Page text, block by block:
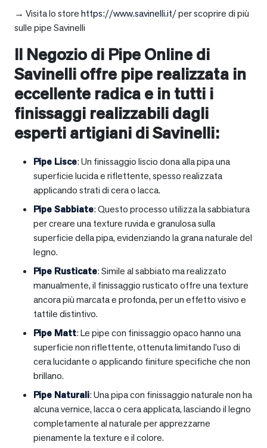
→ Visita lo storehttps://www.savinelli.it/per scoprire di più
sulle pipe Savinelli
Il Negozio di Pipe Online di
Savinelli offre pipe realizzata in
eccellente radica e in tutti i
finissaggi realizzabili dagli
esperti artigiani di Savinelli:
Pipe Lisce: Un finissaggio liscio dona alla pipa una
superficie lucida e riflettente, spesso realizzata
applicando strati di cera o lacca.
Pipe Sabbiate: Questo processo utilizza la sabbiatura
per creare una texture ruvida e granulosa sulla
superficie della pipa, evidenziando la grana naturale del
legno.
Pipe Rusticate: Simile al sabbiato ma realizzato
manualmente, il finissaggio rusticato offre una texture
ancora più marcata e profonda, per un effetto visivo e
tattile distintivo.
Pipe Matt: Le pipe con finissaggio opaco hanno una
superficie non riflettente, ottenuta limitando l’uso di
cera lucidante o applicando finiture specifiche che non
brillano.
Pipe Naturali: Una pipa con finissaggio naturale non ha
alcuna vernice, lacca o cera applicata, lasciando il legno
completamente al naturale per apprezzarne
pienamente la texture e il colore.